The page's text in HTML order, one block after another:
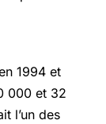
1994 et
000 et 32
l’un des